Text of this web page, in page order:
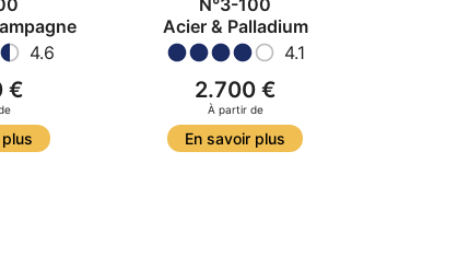
4.6
€
N°3-100
Acier & Palladium
4.1
2.700 €
À partir de
En savoir plus